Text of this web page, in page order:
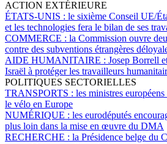
ACTION EXTÉRIEURE
ÉTATS-UNIS : le sixième Conseil UE/
et les technologies fera le bilan de ses
COMMERCE : la Commission ouvre
contre des subventions étrangères
AIDE HUMANITAIRE : Josep Borrell
Israël à protéger les travailleurs
POLITIQUES SECTORIELLES
TRANSPORTS : les ministres
le vélo en Europe
NUMÉRIQUE : les eurodéputés
plus loin dans la mise en œuvre du DMA
RECHERCHE : la Présidence belge du